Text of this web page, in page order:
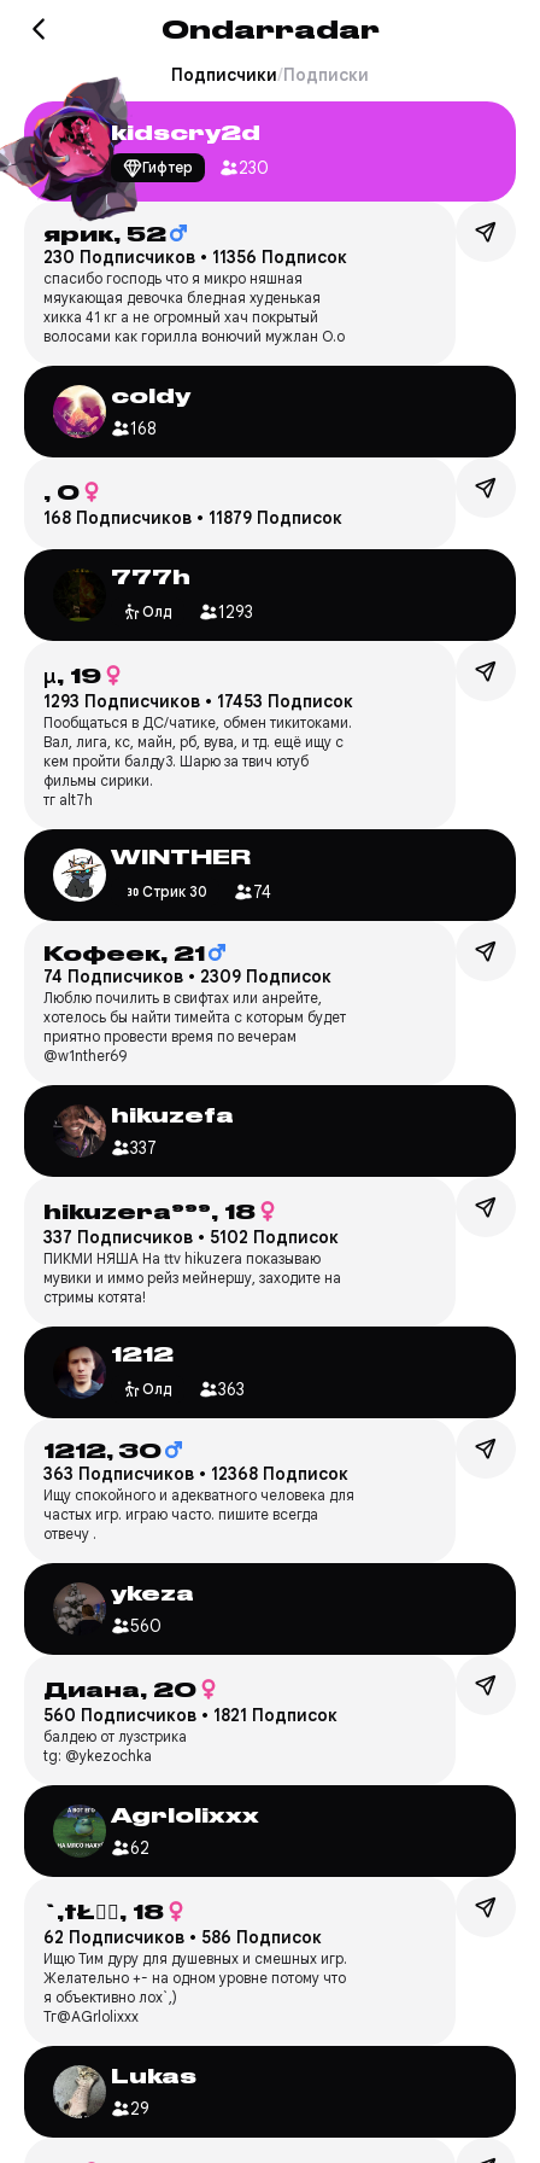
Ondarradar
Подписчики/Подписки
kidscry2d
Гифтер 230
ярик, 52
230 Подписчиков • 11356 Подписок
спасибо господь что я микро няшная
мяукающая девочка бледная худенькая
хикка 41 кг а не огромный хач покрытый
волосами как горилла вонючий мужлан О.о
coldy
168
, 0
168 Подписчиков • 11879 Подписок
777h
Олд 1293
μ, 19
1293 Подписчиков • 17453 Подписок
Пообщаться в ДС/чатике, обмен тикитоками.
Вал, лига, кс, майн, рб, вува, и тд. ещё ищу с
кем пройти балду3. Шарю за твич ютуб
фильмы сирики.
тг alt7h
WINTHER
Стрик 30 74
Кофеек, 21
74 Подписчиков • 2309 Подписок
Люблю почилить в свифтах или анрейте,
хотелось бы найти тимейта с которым будет
приятно провести время по вечерам
@w1nther69
hikuzefa
337
hikuzera⁹⁹⁹, 18
337 Подписчиков • 5102 Подписок
ПИКМИ НЯША На ttv hikuzera показываю
мувики и иммо рейз мейнершу, заходите на
стримы котята!
1212
Олд 363
1212, 30
363 Подписчиков • 12368 Подписок
Ищу спокойного и адекватного человека для
частых игр. играю часто. пишите всегда
отвечу .
ykeza
560
Диана, 20
560 Подписчиков • 1821 Подписок
балдею от лузстрика
tg: @ykezochka
Agrlolixxx
62
`,†Ł🧟‍♀, 18
62 Подписчиков • 586 Подписок
Ищю Тим дуру для душевных и смешных игр.
Желательно +- на одном уровне потому что
я объективно лох`,)
Тг@AGrlolixxx
Lukas
29